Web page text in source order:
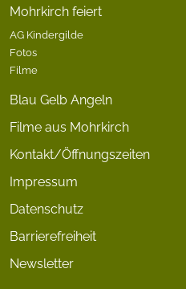
Mohrkirch feiert
AG Kindergilde
Fotos
Filme
Blau Gelb Angeln
Filme aus Mohrkirch
Kontakt/Öffnungszeiten
Impressum
Datenschutz
Barrierefreiheit
Newsletter